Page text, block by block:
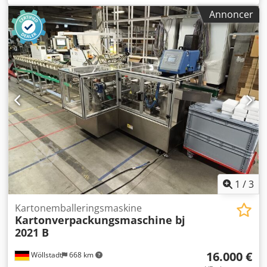
kasser/minut, udløbshøjde: 570 mm – 630 mm,
udløbsretning: venstre, klapfoldertype: FT-55-5-5-7-DS,
kassebredde: 95 mm – 510 mm, kassehøjde: 85 mm – 510
mm. Uden låglukker. Dokumentation er tilgængelig. En
inspektion på stedet er mulig. Dcodpszp Rg Djfx Ag Uek
Annoncer
1 /3
Wöllstadt 668 km
Kartonemballeringsmaskine
Kartonverpackungsmaschine bj
2021 B
16.000 €